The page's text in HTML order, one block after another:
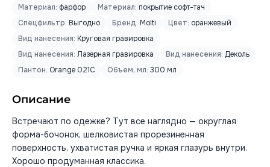
Материал: фарфор Материал: покрытие софт-тач
Спецфильтр: Выгодно Бренд: Molti Цвет: оранжевый
Вид нанесения: Круговая гравировка
Вид нанесения: Лазерная гравировка Вид нанесения: Деколь
Пантон: Orange 021C Объем, мл: 300 мл
Описание
Встречают по одежке? Тут все наглядно — округлая
форма-бочонок, шелковистая прорезиненная
поверхность, ухватистая ручка и яркая глазурь внутри.
Хорошо продуманная классика.